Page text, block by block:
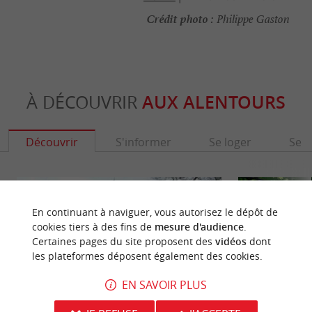
Crédit photo : Philippe Gaston
À DÉCOUVRIR AUX ALENTOURS
Découvrir S'informer Se loger Se
En continuant à naviguer, vous autorisez le dépôt de
cookies tiers à des fins de mesure d'audience.
Certaines pages du site proposent des vidéosdont
les plateformes déposent également des cookies.
EN SAVOIR PLUS